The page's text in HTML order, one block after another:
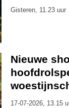
Gisteren, 11.23 uur
Nieuwe
17-07-2026, 13.15